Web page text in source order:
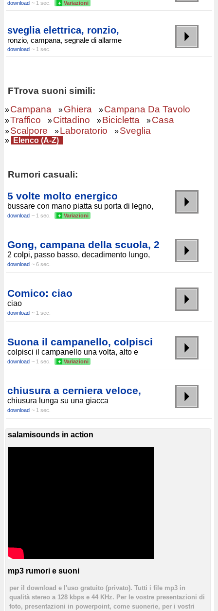
download ~ 1 sec. + Variazioni
sveglia elettrica, ronzio,
ronzio, campana, segnale di allarme
download ~ 1 sec.
FTrova suoni simili:
»Campana »Ghiera »Campana Da Tavolo
»Traffico »Cittadino »Bicicletta »Casa
»Scalpore »Laboratorio »Sveglia
» Elenco (A-Z)
Rumori casuali:
5 volte molto energico
bussare con mano piatta su porta di legno,
download ~ 1 sec. + Variazioni
Gong, campana della scuola, 2
2 colpi, passo basso, decadimento lungo,
download ~ 6 sec.
Comico: ciao
ciao
download ~ 1 sec.
Suona il campanello, colpisci
colpisci il campanello una volta, alto e
download ~ 1 sec. + Variazioni
chiusura a cerniera veloce,
chiusura lunga su una giacca
download ~ 1 sec.
salamisounds in action
mp3 rumori e suoni
per il download e l'uso gratuito (privato). Tutti i file mp3 in
qualità stereo a 128 kbps e 44 KHz. Per le vostre presentazioni di
foto, presentazioni in powerpoint, come suonerie, per i vostri